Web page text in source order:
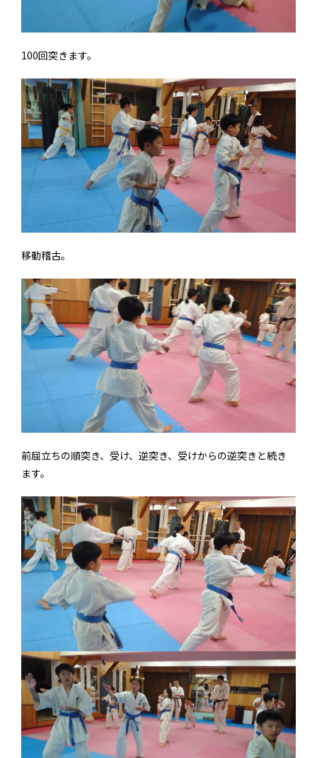
100回突きます。
移動稽古。
前屈立ちの順突き、受け、逆突き、受けからの逆突きと続き
ます。